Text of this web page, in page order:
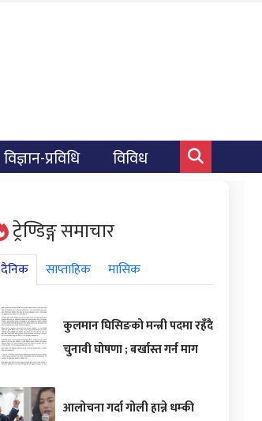
विज्ञान-प्रविधि विविध
ट्रेण्डिङ्ग समाचार
दैनिक साप्ताहिक मासिक
कुलमान घिसिङको मन्त्री पदमा रहँदै
चुनावी घोषणा ; बर्खास्त गर्न माग
आलोचना गर्दा गोली हान्ने धम्की